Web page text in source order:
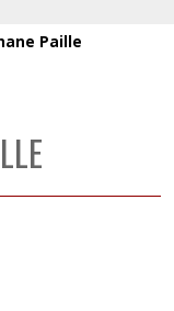
Paille